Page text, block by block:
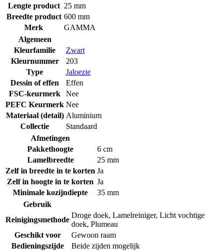
Lengte product 25 mm
Breedte product 600 mm
Merk
GAMMA
Algemeen
Kleurfamilie
Zwart
Kleurnummer
203
Type
Jaloezie
Dessin of effen
Effen
FSC-keurmerk
Nee
PEFC Keurmerk Nee
Materiaal (detail) Aluminium
Collectie
Standaard
Afmetingen
Pakkethoogte
6 cm
Lamelbreedte
25 mm
Zelf in breedte in te korten Ja
Zelf in hoogte in te korten Ja
Minimale kozijndiepte
35 mm
Gebruik
Reinigingsmethode
Droge doek, Lamelreiniger, Licht vochtige
doek, Plumeau
Geschikt voor
Gewoon raam
Bedieningszijde
Beide zijden mogelijk